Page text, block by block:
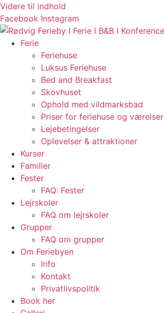
Videre til indhold
Facebook Instagram
Ferie
Feriehuse
Luksus Feriehuse
Bed and Breakfast
Skovhuset
Ophold med vildmarksbad
Priser for feriehuse og værelser
Lejebetingelser
Oplevelser & attraktioner
Kurser
Familier
Fester
FAQ: Fester
Lejrskoler
FAQ om lejrskoler
Grupper
FAQ om grupper
Om Feriebyen
Info
Kontakt
Privatlivspolitik
Book her